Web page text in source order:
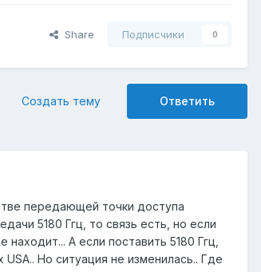
Share Подписчики 0
Ответить
Создать тему
передающей точки доступа
5180 Ггц, то связь есть, но если
А если поставить 5180 Ггц,
Но ситуация не изменилась.. Где